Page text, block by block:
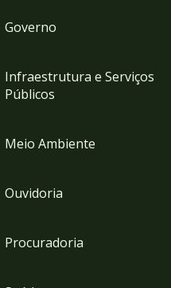
Governo
Infraestrutura e Serviços
Públicos
Meio Ambiente
Ouvidoria
Procuradoria